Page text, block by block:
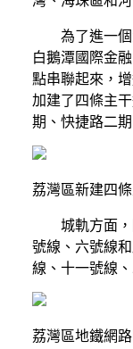
為了進一個
白鵝潭國際金
點串聯起來，
加建了四條主
期、快捷路二
荔灣區新建四
城軌方面，
號線、六號線
線、十一號線
荔灣區地鐵網